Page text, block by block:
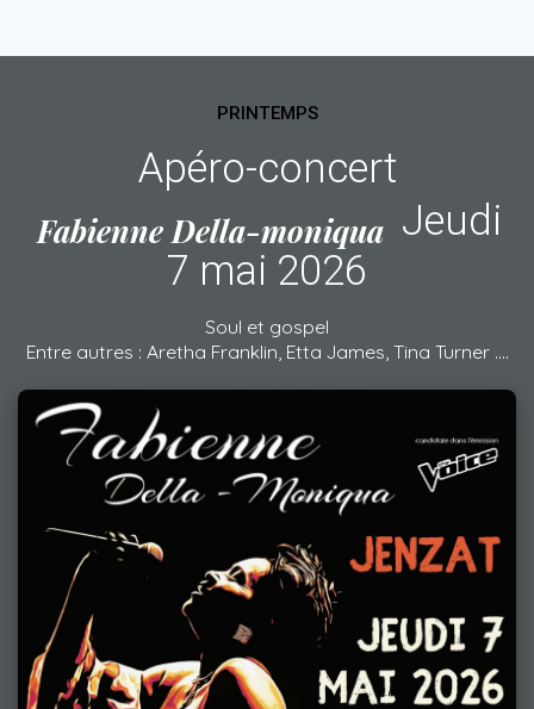
PRINTEMPS
Apéro-concert
Fabienne Della-moniqua Jeudi
7 mai 2026
Soul et gospel
Entre autres : Aretha Franklin, Etta James, Tina Turner ….